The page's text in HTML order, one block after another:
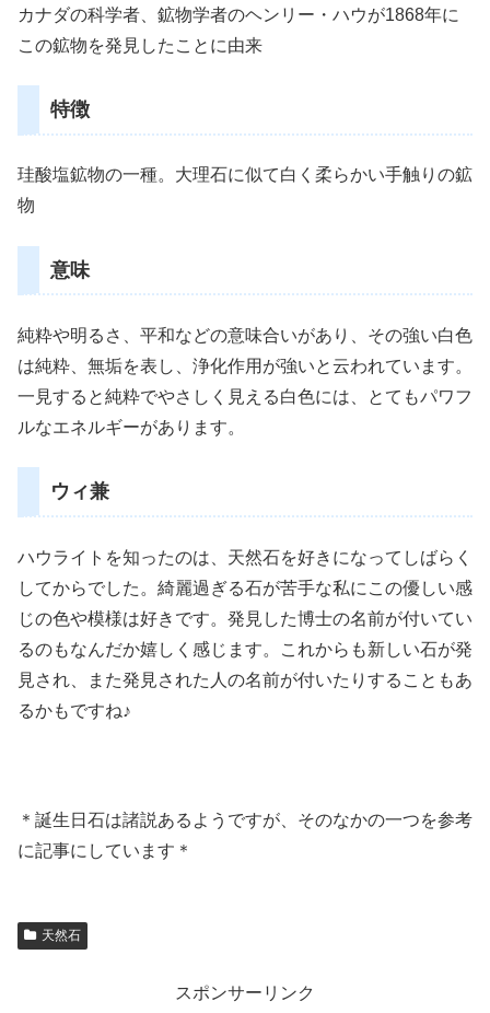
カナダの科学者、鉱物学者のヘンリー・ハウが1868年に
この鉱物を発見したことに由来
特徴
珪酸塩鉱物の一種。大理石に似て白く柔らかい手触りの鉱
物
意味
純粋や明るさ、平和などの意味合いがあり、その強い白色
は純粋、無垢を表し、浄化作用が強いと云われています。
一見すると純粋でやさしく見える白色には、とてもパワフ
ルなエネルギーがあります。
ウィ兼
ハウライトを知ったのは、天然石を好きになってしばらく
してからでした。綺麗過ぎる石が苦手な私にこの優しい感
じの色や模様は好きです。発見した博士の名前が付いてい
るのもなんだか嬉しく感じます。これからも新しい石が発
見され、また発見された人の名前が付いたりすることもあ
るかもですね♪
＊誕生日石は諸説あるようですが、そのなかの一つを参考
に記事にしています＊
天然石
スポンサーリンク